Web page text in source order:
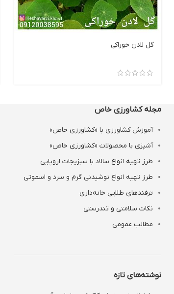
گل لادن خوراکی
مجله کشاورزی خاص
آموزش کشاورزی با «کشاورزی خاص»
آشپزی با محصولات «کشاورزی خاص»
طرز تهیه انواع سالاد با سبزیجات اروپایی
طرز تهیه انواع نوشیدنی‌ گرم و سرد و اسموتی
ترفندهای طلایی خانه‌داری
نکات سلامتی و تندرستی
مطالب عمومی
نوشته‌های تازه